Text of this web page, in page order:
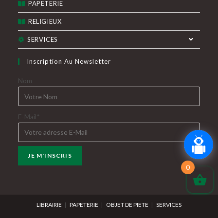
PAPETERIE
RELIGIEUX
SERVICES
Inscription Au Newsletter
Nom
E-Mail*
LIBRAIRIE PAPETERIE OBJET DE PIETE SERVICES
0